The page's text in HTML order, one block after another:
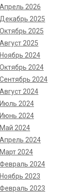
Апрель 2026
Декабрь 2025
Октябрь 2025
Август 2025
Ноябрь 2024
Октябрь 2024
Сентябрь 2024
Август 2024
Июль 2024
Июнь 2024
Май 2024
Апрель 2024
Март 2024
Февраль 2024
Ноябрь 2023
Февраль 2023